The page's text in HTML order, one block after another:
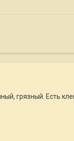
грязный. Есть